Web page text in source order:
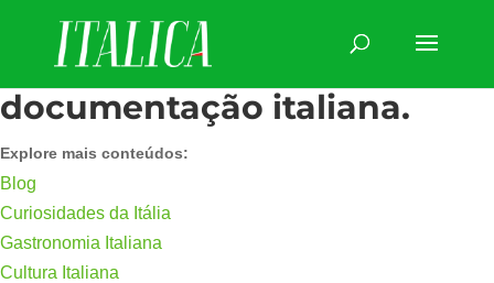
documentação italiana.
Explore mais conteúdos:
Blog
Curiosidades da Itália
Gastronomia Italiana
Cultura Italiana